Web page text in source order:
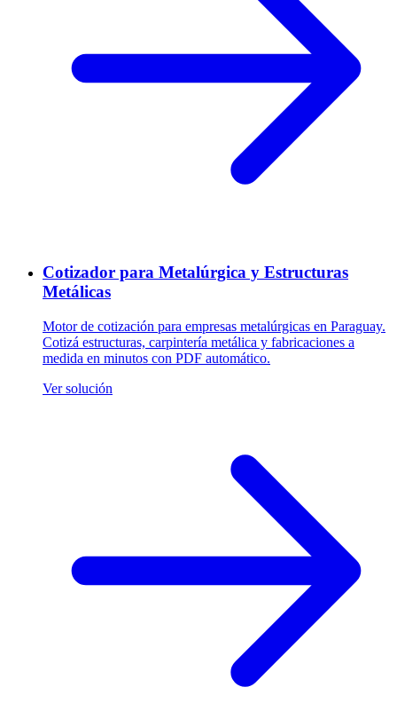
Cotizador para Metalúrgica y Estructuras
Metálicas
Motor de cotización para empresas metalúrgicas en Paraguay.
Cotizá estructuras, carpintería metálica y fabricaciones a
medida en minutos con PDF automático.
Ver solución